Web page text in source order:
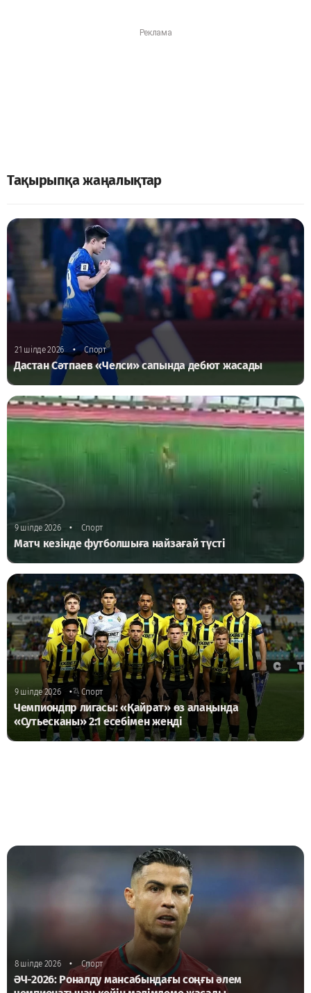
Тақырыпқа жаңалықтар
21 шілде 2026 • Спорт
Дастан Сәтпаев «Челси» сапында дебют жасады
9 шілде 2026 • Спорт
Матч кезінде футболшыға найзағай түсті
9 шілде 2026 • Спорт
Чемпиондпр лигасы: «Қайрат» өз алаңында
«Сутьесканы» 2:1 есебімен жеңді
8 шілде 2026 • Спорт
ӘЧ-2026: Роналду мансабындағы соңғы әлем